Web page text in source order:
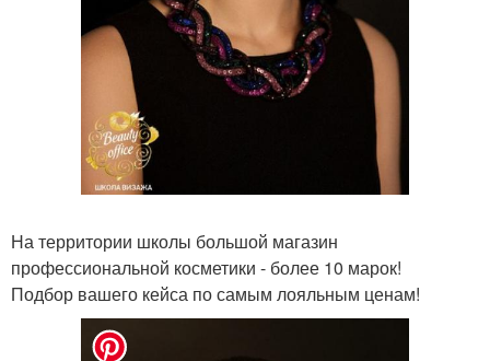
На территории школы большой магазин
профессиональной косметики - более 10 марок!
Подбор вашего кейса по самым лояльным ценам!